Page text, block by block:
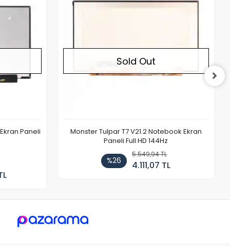
Paneli
Sold Out
Monster Tulpar T7 V21.2 Notebook Ekran
Paneli Full HD 144Hz
%26
5.549,94 TL
4.111,07 TL